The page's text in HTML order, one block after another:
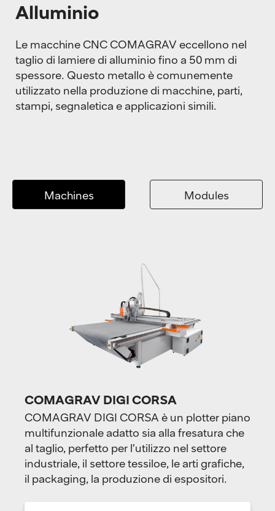
Alluminio
Le macchine CNC COMAGRAV eccellono nel
taglio di lamiere di alluminio fino a 50 mm di
spessore. Questo metallo è comunemente
utilizzato nella produzione di macchine, parti,
stampi, segnaletica e applicazioni simili.
Machines Modules
COMAGRAV DIGI CORSA
COMAGRAV DIGI CORSA è un plotter piano
multifunzionale adatto sia alla fresatura che
al taglio, perfetto per l’utilizzo nel settore
industriale, il settore tessiloe, le arti grafiche,
il packaging, la produzione di espositori.